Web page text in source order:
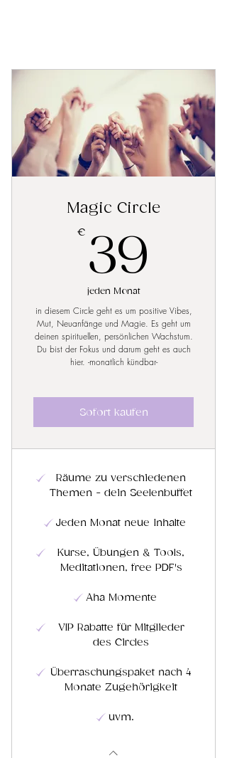
Magic Circle
€ 39
jeden Monat
in diesem Circle geht es um positive Vibes,
Mut, Neuanfänge und Magie. Es geht um
deinen spirituellen, persönlichen Wachstum.
Du bist der Fokus und darum geht es auch
hier. -monatlich kündbar-
Sofort kaufen
Räume zu verschiedenen
Themen - dein Seelenbuffet
Jeden Monat neue Inhalte
Kurse, Übungen & Tools,
Meditationen, free PDF's
Aha Momente
VIP Rabatte für Mitglieder
des Circles
Überraschungspaket nach 4
Monate Zugehörigkeit
uvm.